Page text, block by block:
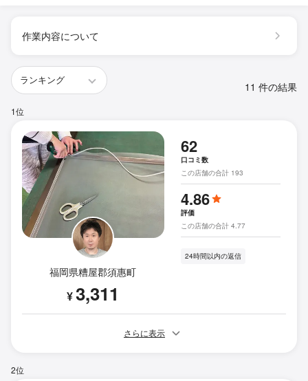
作業内容について
11 件の結果
1位
福岡県糟屋郡須惠町
¥3,311
62
口コミ数
この店舗の合計 193
4.86
評価
この店舗の合計 4.77
24時間以内の返信
さらに表示
2位